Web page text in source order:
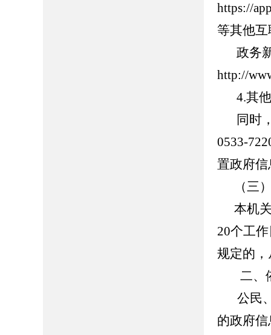
https://
等其他
政务
http://
4.其
同时
0533-
置政府
（三
本机
20个工
规定的
二、
公民
的政府